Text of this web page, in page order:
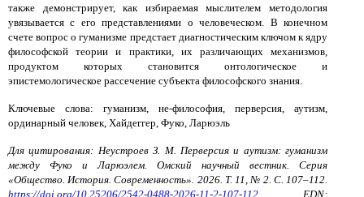
также демонстрирует, как избираемая мыслителем методология
увязывается с его представлениями о человеческом. В конечном
счете вопрос о гуманизме предстает диагностическим ключом к ядру
философской теории и практики, их различающих механизмов,
продуктом которых становится онтологическое и
эпистемологическое рассечение субъекта философского знания.
Ключевые слова: гуманизм, не-философия, перверсия, аутизм,
ординарный человек, Хайдеггер, Фуко, Ларюэль
Для цитирования: Неустроев З. М. Перверсия и аутизм: гуманизм
между Фуко и Ларюэлем. Омский научный вестник. Серия
«Общество. История. Современность». 2026. Т. 11, № 2. С. 107–112.
https://doi.org/10.25206/2542-0488-2026-11-2-107-112 . EDN: